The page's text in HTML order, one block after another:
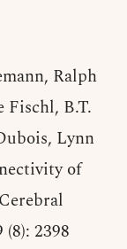
Ralph
Fischl, B.T.
Lynn
of
(8): 2398